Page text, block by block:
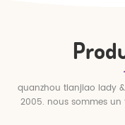
quanzhou tianjiao lady
2005. nous sommes